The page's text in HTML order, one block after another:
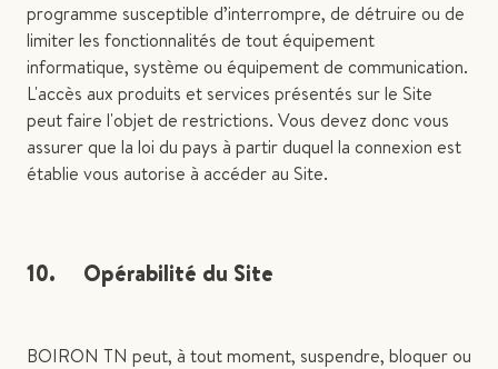
programme susceptible d’interrompre, de détruire ou de
limiter les fonctionnalités de tout équipement
informatique, système ou équipement de communication.
L'accès aux produits et services présentés sur le Site
peut faire l'objet de restrictions. Vous devez donc vous
assurer que la loi du pays à partir duquel la connexion est
établie vous autorise à accéder au Site.
10. Opérabilité du Site
BOIRON TN peut, à tout moment, suspendre, bloquer ou